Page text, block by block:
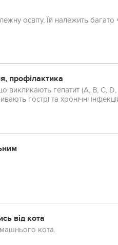
освіту. Їй належить багато
профілактика
викликають гепатит (А, В, С,
гострі та хронічні
9...
від кота
кота.